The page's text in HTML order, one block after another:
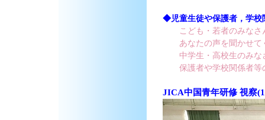
◆児童生徒や保護者，学校
こども・若者のみなさ
あなたの声を聞かせて
中学生・高校生のみな
保護者や学校関係者等
JICA中国青年研修 視察